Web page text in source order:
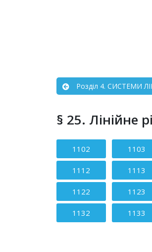
Розділ 4. СИСТЕМИ
§ 25. Лінійне
Зміст статті
1102 1103
1112 1113
1122 1123
1132 1133